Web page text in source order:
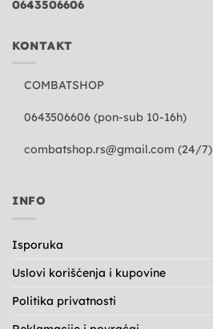
0643506606
KONTAKT
COMBATSHOP
0643506606 (pon-sub 10-16h)
combatshop.rs@gmail.com (24/7)
INFO
Isporuka
Uslovi korišćenja i kupovine
Politika privatnosti